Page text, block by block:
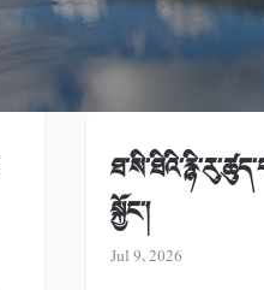
སྐྱོང་།
Jul 9, 2026